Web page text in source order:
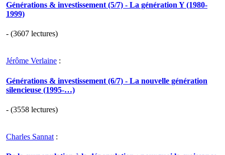
Générations & investissement (5/7) - La génération Y (1980-
1999)
- (3607 lectures)
Jérôme Verlaine :
Générations & investissement (6/7) - La nouvelle génération
silencieuse (1995-…)
- (3558 lectures)
Charles Sannat :